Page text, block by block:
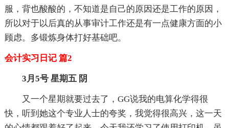
服，背也酸酸的，不知道是自己的原因还是工作的原因，
所以对于以后真的从事审计工作还是有一点健康方面的小
顾虑。多锻炼身体打好基础吧。
会计实习日记 篇2
3月5号 星期五 阴
又一个星期就要过去了，GG说我的电算化学得很
快，听到她这个专业人士的夸奖，我觉得很高兴，这一天